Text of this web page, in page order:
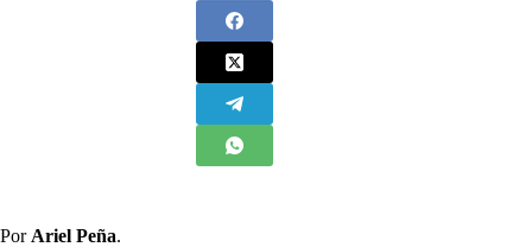
Por Ariel Peña.